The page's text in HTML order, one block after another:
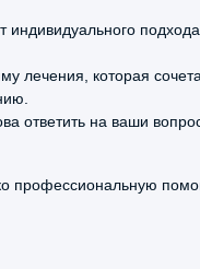
которая
ответить на ваши
профессиональную